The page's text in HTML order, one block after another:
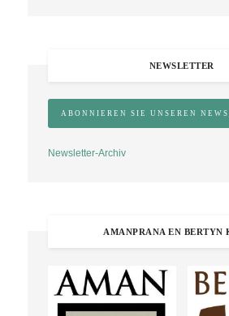
NEWSLETTER
Newsletter-Archiv
AMANPRANA EN BERTYN